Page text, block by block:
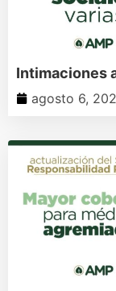
Intimaciones
agosto 6,